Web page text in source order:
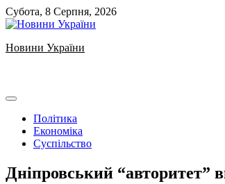
Skip
to
Субота, 8 Серпня, 2026
Новини України
Політика
Економіка
Суспільство
Дніпровський “авторитет”